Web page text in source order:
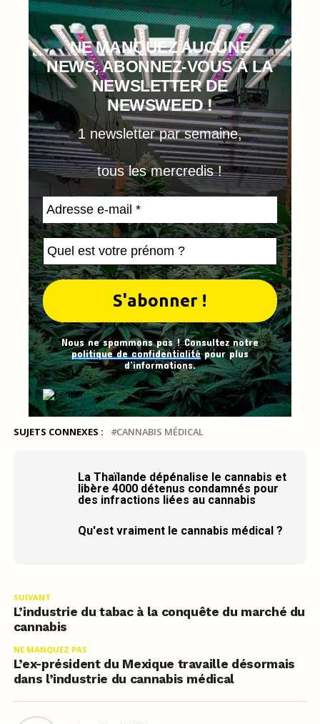
NE MANQUEZ AUCUNE
NEWS, ABONNEZ-VOUS À LA
NEWSLETTER DE
NEWSWEED !
1 newsletter par semaine,
tous les mercredis !
Nous ne spammons pas ! Consultez notre
politique de confidentialitépour plus
d’informations.
SUJETS CONNEXES : CANNABIS MÉDICAL
La Thaïlande dépénalise le cannabis et
libère 4000 détenus condamnés pour
des infractions liées au cannabis
Qu'est vraiment le cannabis médical ?
SUIVANT
L’industrie du tabac à la conquête du marché du
cannabis
NE MANQUEZ PAS
L’ex-président du Mexique travaille désormais
dans l’industrie du cannabis médical